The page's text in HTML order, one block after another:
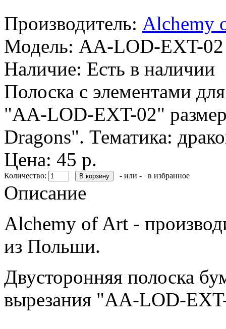
Производитель: Alchemy
Модель: AA-LOD-EXT-02
Наличие: Есть в наличии
Полоска с элементами
"AA-LOD-EXT-02"
Dragons". Тематика:
Цена: 45 р.
Количество: - или - в избранное
Описание
Alchemy of Art -
из Польши.
Двусторонняя полоска
вырезания "AA-LOD-